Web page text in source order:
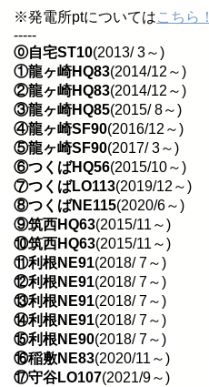
※発電所ptについてはこちら！
-----
⓪自宅ST10(2013/ 3～)
①龍ヶ崎HQ83(2014/12～)
②龍ヶ崎HQ83(2014/12～)
③龍ヶ崎HQ85(2015/ 8～)
④龍ヶ崎SF90(2016/12～)
⑤龍ヶ崎SF90(2017/ 3～)
⑥つくばHQ56(2015/10～)
⑦つくばLO113(2019/12～)
⑧つくばNE115(2020/6～)
⑨筑西HQ63(2015/11～)
⑩筑西HQ63(2015/11～)
⑪利根NE91(2018/ 7～)
⑫利根NE91(2018/ 7～)
⑬利根NE91(2018/ 7～)
⑭利根NE91(2018/ 7～)
⑮利根NE90(2018/ 7～)
⑯稲敷NE83(2020/11～)
⑰守谷LO107(2021/9～)